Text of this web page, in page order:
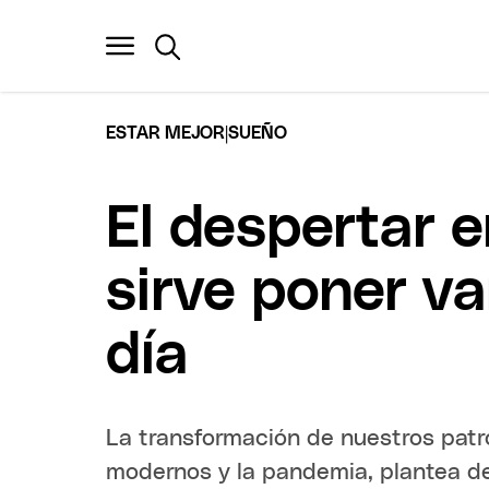
ESTAR MEJOR |SUEÑO
El despertar
sirve poner
día
La transformación de nuestros
modernos y la pandemia, plantea